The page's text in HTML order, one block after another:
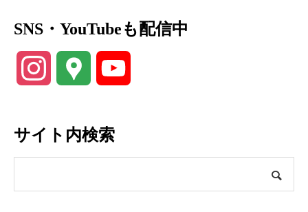
SNS・YouTubeも配信中
Instagram Google
サイト内検索